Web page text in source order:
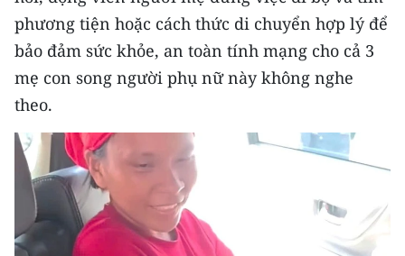
Video
Media Chính trị
Media Kinh tế
Media Văn hóa
Media Xã hội
Media Pháp luật
phương tiện hoặc cách thức di chuyển hợp lý để
bảo đảm sức khỏe, an toàn tính mạng cho cả 3
mẹ con song người phụ nữ này không nghe
theo.